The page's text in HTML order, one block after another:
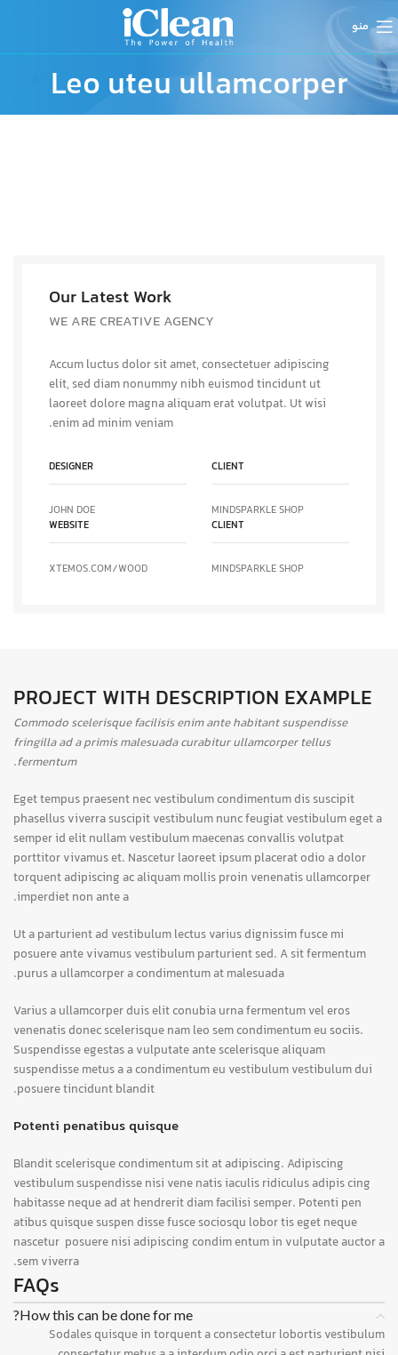
منو
Leo uteu ullamcorper
Our Latest Work
WE ARE CREATIVE AGENCY
Accum luctus dolor sit amet, consectetuer adipiscing
elit, sed diam nonummy nibh euismod tincidunt ut
laoreet dolore magna aliquam erat volutpat. Ut wisi
enim ad minim veniam.
CLIENT
MINDSPARKLE SHOP
DESIGNER
JOHN DOE
CLIENT
MINDSPARKLE SHOP
WEBSITE
XTEMOS.COM/WOOD
PROJECT WITH DESCRIPTION EXAMPLE
Commodo scelerisque facilisis enim ante habitant suspendisse
fringilla ad a primis malesuada curabitur ullamcorper tellus
fermentum.
Eget tempus praesent nec vestibulum condimentum dis suscipit
phasellus viverra suscipit vestibulum nunc feugiat vestibulum eget a
semper id elit nullam vestibulum maecenas convallis volutpat
porttitor vivamus et. Nascetur laoreet ipsum placerat odio a dolor
torquent adipiscing ac aliquam mollis proin venenatis ullamcorper
imperdiet non ante a.
Ut a parturient ad vestibulum lectus varius dignissim fusce mi
posuere ante vivamus vestibulum parturient sed. A sit fermentum
purus a ullamcorper a condimentum at malesuada.
Varius a ullamcorper duis elit conubia urna fermentum vel eros
venenatis donec scelerisque nam leo sem condimentum eu sociis.
Suspendisse egestas a vulputate ante scelerisque aliquam
suspendisse metus a a condimentum eu vestibulum vestibulum dui
posuere tincidunt blandit.
Potenti penatibus quisque
Blandit scelerisque condimentum sit at adipiscing. Adipiscing
vestibulum suspendisse nisi vene natis iaculis ridiculus adipis cing
habitasse neque ad at hendrerit diam facilisi semper. Potenti pen
atibus quisque suspen disse fusce sociosqu lobor tis eget neque
nascetur posuere nisi adipiscing condim entum in vulputate auctor a
sem viverra.
FAQs
How this can be done for me?
Sodales quisque in torquent a consectetur lobortis vestibulum